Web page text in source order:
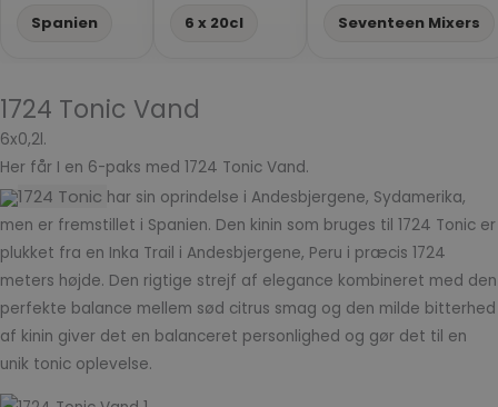
Spanien 6 x 20cl Seventeen Mixers
1724 Tonic Vand
6x0,2l.
Her får I en 6-paks med 1724 Tonic Vand.
1724 Tonic har sin oprindelse i Andesbjergene, Sydamerika,
men er fremstillet i Spanien. Den kinin som bruges til 1724 Tonic er
plukket fra en Inka Trail i Andesbjergene, Peru i præcis 1724
meters højde. Den rigtige strejf af elegance kombineret med den
perfekte balance mellem sød citrus smag og den milde bitterhed
af kinin giver det en balanceret personlighed og gør det til en
unik tonic oplevelse.